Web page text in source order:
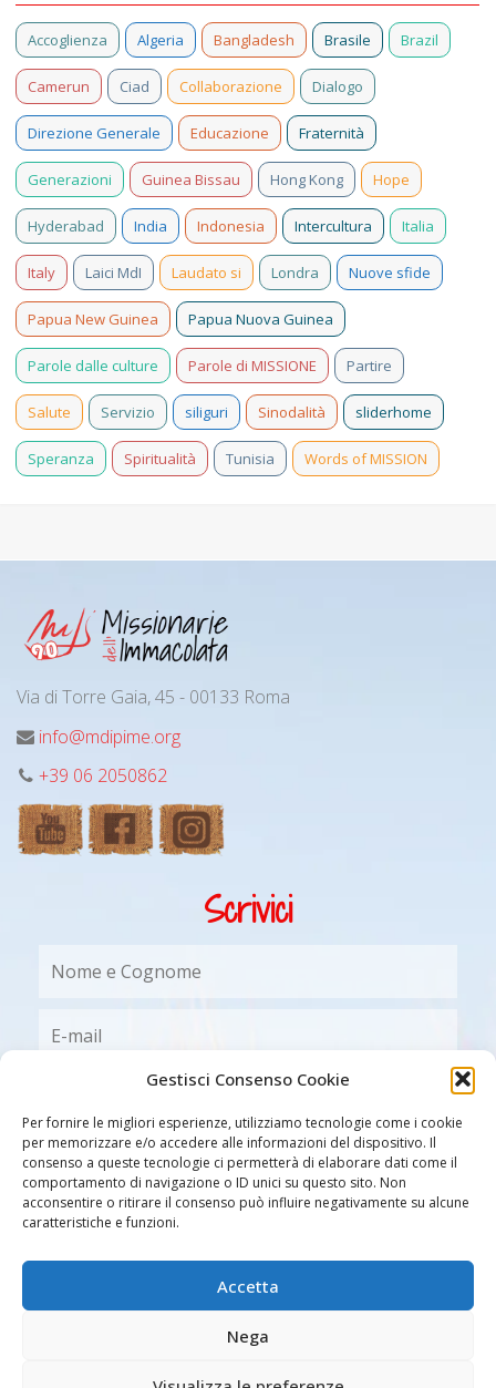
Gestisci Consenso Cookie
Per fornire le migliori esperienze, utilizziamo tecnologie come i cookie
per memorizzare e/o accedere alle informazioni del dispositivo. Il
consenso a queste tecnologie ci permetterà di elaborare dati come il
comportamento di navigazione o ID unici su questo sito. Non
acconsentire o ritirare il consenso può influire negativamente su alcune
caratteristiche e funzioni.
Accetta
Nega
Accoglienza Algeria Bangladesh Brasile Brazil
Camerun Ciad Collaborazione Dialogo
Direzione Generale Educazione Fraternità
Generazioni Guinea Bissau Hong Kong Hope
Hyderabad India Indonesia Intercultura Italia
Italy Laici MdI Laudato si Londra Nuove sfide
Papua New Guinea Papua Nuova Guinea
Parole dalle culture Parole di MISSIONE Partire
Salute Servizio siliguri Sinodalità sliderhome
Speranza Spiritualità Tunisia Words of MISSION
Via di Torre Gaia, 45 - 00133 Roma
info@mdipime.org
+39 06 2050862
Scrivici
Accetto il trattamento dei dati nel rispetto delle regole
nel documentoInformativa per il trattamento dei dati
personalidi cui ho preso visione
(è necessario
selezionare la casella per poter procedere con la registrazione)